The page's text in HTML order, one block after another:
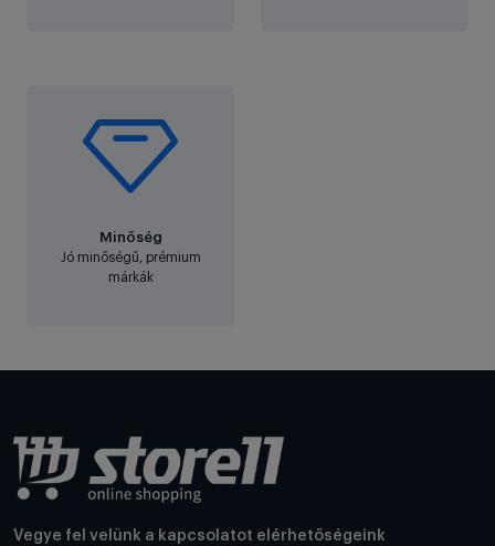
Minőség
Jó minőségű, prémium
márkák
Vegye fel velünk a kapcsolatot elérhetőségeink